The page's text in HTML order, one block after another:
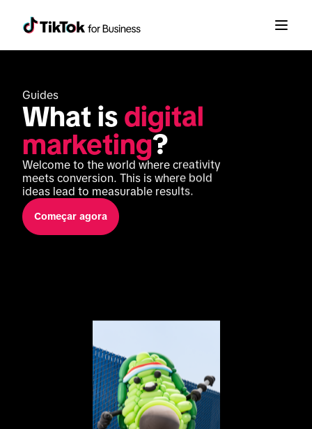
Guides
What is digital
marketing?
Welcome to the world where creativity
meets conversion. This is where bold
ideas lead to measurable results.
Começar agora